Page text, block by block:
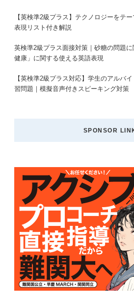
【英検準2級プラス】テクノロジーをテ
表現リスト付き解説
英検準2級プラス面接対策｜砂糖の問題
健康」に関する使える英語表現
【英検準2級プラス対応】学生のアルバ
習問題｜模擬音声付きスピーキング対策
SPONSOR